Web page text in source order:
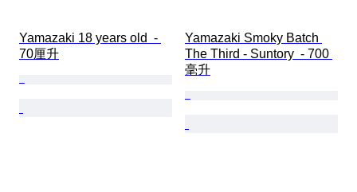
Yamazaki 18 years old  -
70厘升
Yamazaki Smoky Batch
The Third - Suntory  - 700
毫升